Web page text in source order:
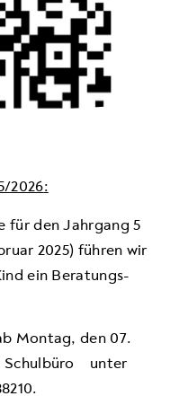
2026:
für den Jahrgang 5
2025) führen wir
ein Beratungs-
Montag, den 07.
Schul­büro unter